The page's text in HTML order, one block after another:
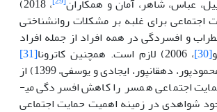
اجتماعی برای غلبه بر مشکلات روانشناختی
و افسردگی در همه افراد از جمله افراد
[30] ، 2006) لازم است. همچنین کاترونا
[31]
(1996، به نقل از محمودپور، دهقانپور، ایجادی و یوسفی، 1399) از
اجتماعی همسر را کاهش افسردگی می­
شواهدی در زمینه اهمیت حمایت اجتماعی